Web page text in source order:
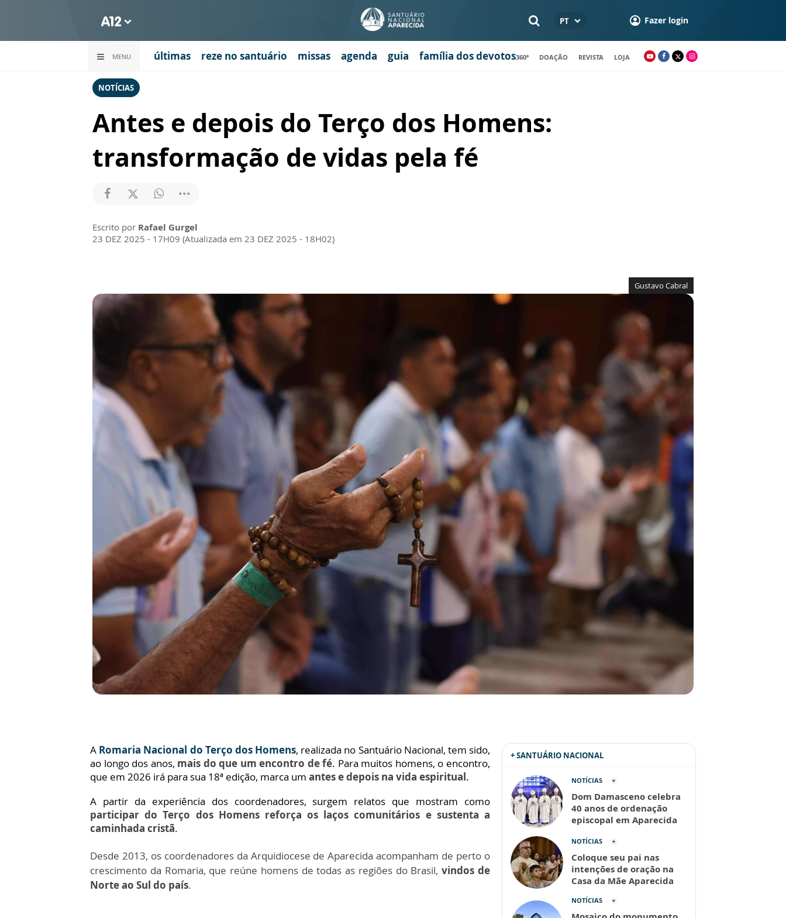
PT Fazer login
MENU últimas reze no santuário missas agenda guia família dos devotos360º DOAÇÃO REVISTA LOJA
NOTÍCIAS
Antes e depois do Terço dos Homens:
transformação de vidas pela fé
Escrito por Rafael Gurgel
23 DEZ 2025 - 17H09 (Atualizada em 23 DEZ 2025 - 18H02)
Gustavo Cabral
A Romaria Nacional do Terço dos Homens, realizada no Santuário Nacional, tem sido,
ao longo dos anos, mais do que um encontro de fé. Para muitos homens, o encontro,
que em 2026 irá para sua 18ª edição, marca um antes e depois na vida espiritual.
A partir da experiência dos coordenadores, surgem relatos que mostram como
participar do Terço dos Homens reforça os laços comunitários e sustenta a
caminhada cristã.
Desde 2013, os coordenadores da Arquidiocese de Aparecida acompanham de perto o
crescimento da Romaria, que reúne homens de todas as regiões do Brasil,vindos de
Norte ao Sul do país.
+ SANTUÁRIO NACIONAL
NOTÍCIAS
Dom Damasceno celebra
40 anos de ordenação
episcopal em Aparecida
NOTÍCIAS
Coloque seu pai nas
intenções de oração na
Casa da Mãe Aparecida
NOTÍCIAS